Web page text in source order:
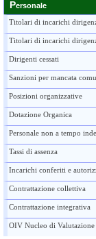
Personale
Titolari di incarichi
Titolari di incarichi
Dirigenti cessati
Sanzioni per mancata
Posizioni organizzative
Dotazione Organica
Personale non a tempo
Tassi di assenza
Incarichi conferiti e
Contrattazione collettiva
Contrattazione integrativa
OIV Nucleo di Valutazione